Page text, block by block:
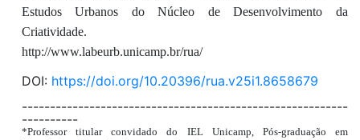
Estudos Urbanos do Núcleo de Desenvolvimento da
Criatividade.
http://www.labeurb.unicamp.br/rua/
DOI: https://doi.org/10.20396/rua.v25i1.8658679
----------------------------------------------------------
----------
*Professor titular convidado do IEL Unicamp, Pós-graduação em